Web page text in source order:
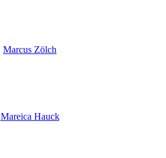
Marcus Zölch
Mareica Hauck